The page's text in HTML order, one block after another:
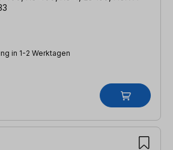
in 1-2 Werktagen